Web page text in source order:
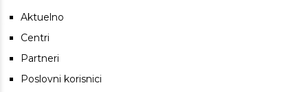
Aktuelno
Centri
Partneri
Poslovni korisnici